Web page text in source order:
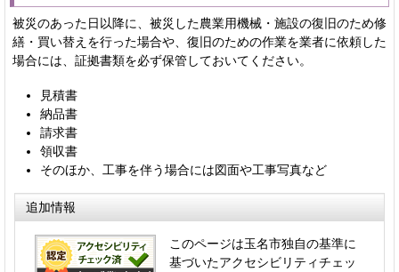
被災のあった日以降に、被災した農業用機械・施設の復旧のため修
繕・買い替えを行った場合や、復旧のための作業を業者に依頼した
場合には、証拠書類を必ず保管しておいてください。
見積書
納品書
請求書
領収書
そのほか、工事を伴う場合には図面や工事写真など
追加情報
このページは玉名市独自の基準に
基づいたアクセシビリティチェッ